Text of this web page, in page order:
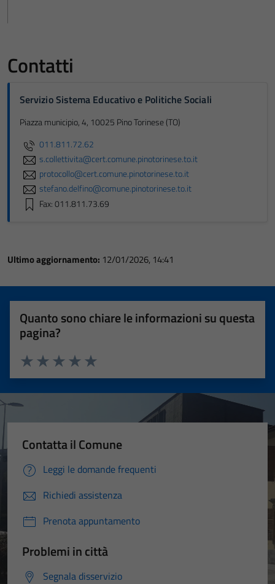
Contatti
Servizio Sistema Educativo e Politiche Sociali
Piazza municipio, 4, 10025 Pino Torinese (TO)
011.811.72.62
s.collettivita@cert.comune.pinotorinese.to.it
protocollo@cert.comune.pinotorinese.to.it
stefano.delfino@comune.pinotorinese.to.it
Fax: 011.811.73.69
Ultimo aggiornamento: 12/01/2026, 14:41
Quanto sono chiare le informazioni su questa
pagina?
Valuta 5 stelle su 5
Valuta 4 stelle su 5
Valuta 3 stelle su 5
Valuta 2 stelle su 5
Valuta 1 stelle su 5
Contatta il Comune
Leggi le domande frequenti
Richiedi assistenza
Prenota appuntamento
Problemi in città
Segnala disservizio